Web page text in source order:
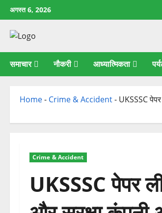
छोड़कर
सामग्री
अगस्त 6, 2026
समाचार नौकरी आध्यात्मिकता
Home- Crime & Accident- UKSSSC
Crime & Accident
UKSSSC पेपर